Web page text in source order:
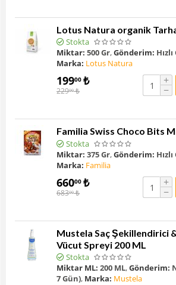
Lotus Natura organik
Stokta
Miktar: 500 Gr,Gönderim:
Marka: Lotus Natura
19900 ₺
22900 ₺
+
−
Familia Swiss Choco Bits
Stokta
Miktar: 375 Gr,Gönderim:
Marka: Familia
66000 ₺
68300 ₺
+
−
Mustela Saç Şekillendirici &
Vücut Spreyi 200 ML
Stokta
Miktar ML: 200 ML,Gönderim:
7 Gün), Marka: Mustela